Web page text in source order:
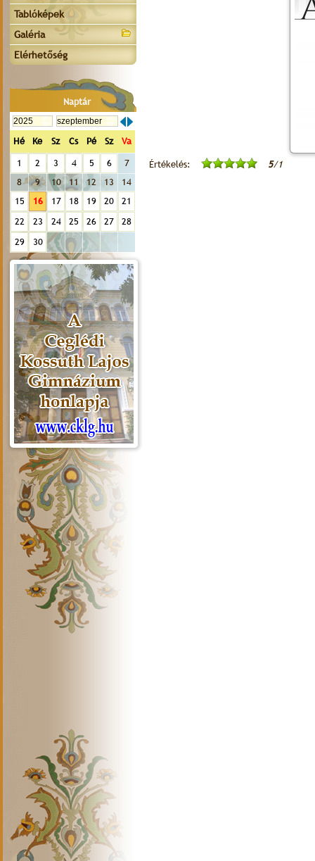
Tablóképek
Galéria
Elérhetőség
Naptár
Hé Ke Sz Cs Pé Sz Va
1 2 3 4 5 6
7
8
9 10 11 12 13
14
15
16 17 18 19 20
21
22
23 24 25 26 27
28
29
30
Értékelés: 5/1